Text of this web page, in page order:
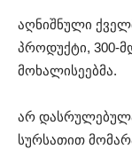
აღნიშნული
პროდუქტი, 300-
მოხალისეებმა.
არ
სურსათით